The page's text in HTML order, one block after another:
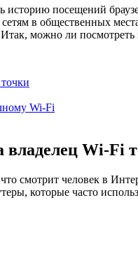
посещений
в общественных
можно ли
Wi-Fi
владелец Wi-Fi
смотрит человек в
которые часто